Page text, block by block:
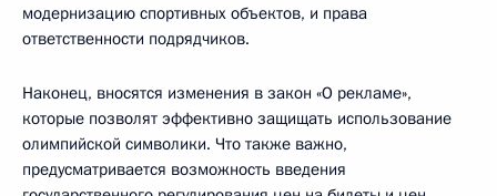
модернизацию спортивных объектов, и права
ответственности подрядчиков.
Наконец, вносятся изменения в закон «О рекламе»,
которые позволят эффективно защищать использование
олимпийской символики. Что также важно,
предусматривается возможность введения